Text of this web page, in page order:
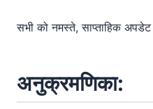
सभी को नमस्ते, साप्ताहिक
अनुक्रमणिका: